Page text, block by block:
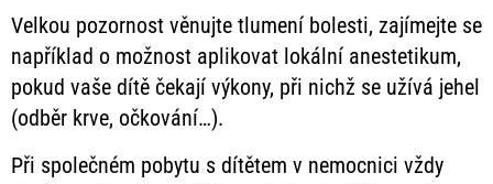
Velkou pozornost věnujte tlumení bolesti, zajímejte se
například o možnost aplikovat lokální anestetikum,
pokud vaše dítě čekají výkony, při nichž se užívá jehel
(odběr krve, očkování…).
Při společném pobytu s dítětem v nemocnici vždy